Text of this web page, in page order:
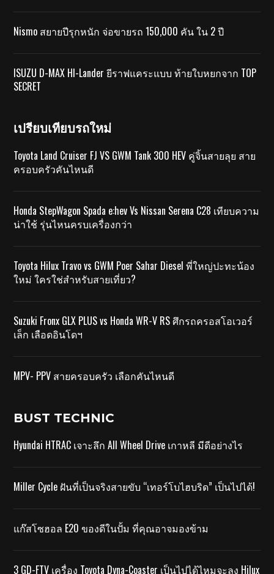
Nismo สยายปีรุกหนัก จ่อขายรถ 150,000 คัน ใน 2 ปี
ISUZU D-MAX HI-Lander ยีราฟแคระแบบ ท้ายใบหยกจาก TOP
SECRET
เปรียบเทียบรถใหม่
Toyota Land Cruiser FJ VS GWM Tank 300 HEV คู่จิ้นสายลุย สาย
ครอบครัวคันไหนดี
Honda StepWagon Spada e:hev Vs Nissan Serena C28 เทียบความ
น่าใช้ รุ่นไหนครบเครื่องกว่า
Toyota Hilux Travo vs GWM Poer Sahar Diesel พี่ใหญ่ปะทะน้อง
ใหม่ ใครใช่สำหรับสายเที่ยว?
Suzuki Fronx GLX PLUS vs Honda WR-V RS ศึกรถครอสโอเวอร์
เล็ก เลือดอินโดฯ
MPV- PPV สายครอบครัว เลือกคันไหนดี
BUST TECHNIC
Hyundai HTRAC เจาะลึก All Wheel Drive เกาหลี มีดีอย่างไร
Miller Cycle ฝันที่เป็นจริงสายขับ “เทอร์โบไฮบริด” เป็นไปได้!
แก๊สโซฮอล E20 ของดีในปั้ม ที่คุณอาจมองข้าม
3 GD-FTV เครื่อง Toyota Dyna-Coaster เป็นไปได้ไหมจะลง Hilux